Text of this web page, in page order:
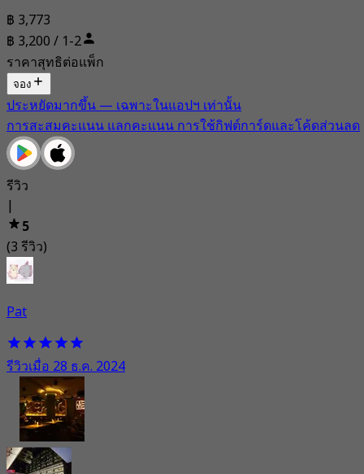
฿ 3,773
฿ 3,200 / 1-2
ราคาสุทธิต่อแพ็ก
จอง
ประหยัดมากขึ้น — เฉพาะในแอปฯ เท่านั้น
การสะสมคะแนน แลกคะแนน การใช้กิฟต์การ์ดและโค้ดส่วนลด
รีวิว
|
5
(3 รีวิว)
Pat
รีวิวเมื่อ 28 ธ.ค. 2024